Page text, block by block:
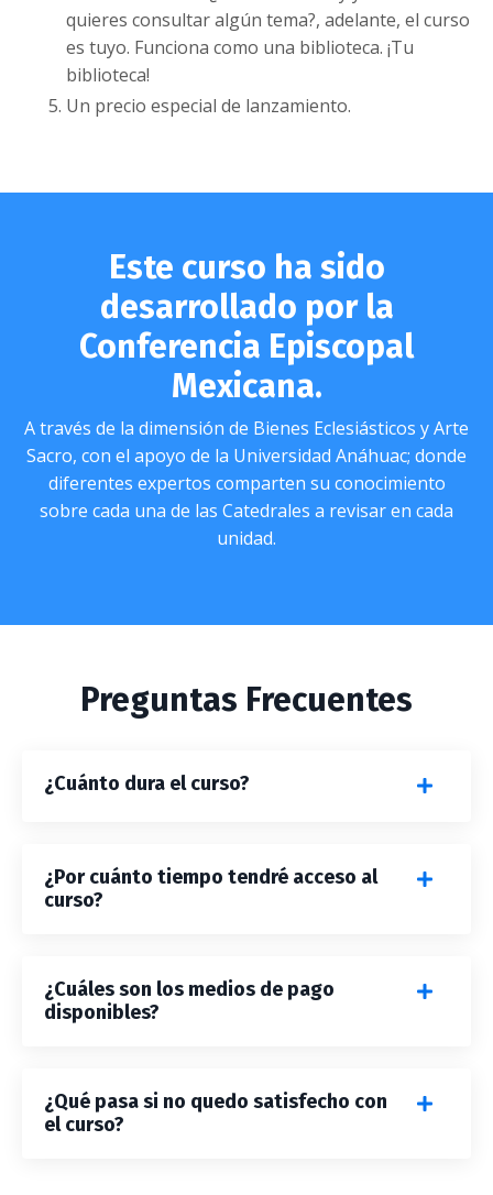
quieres consultar algún tema?, adelante, el curso
es tuyo. Funciona como una biblioteca. ¡Tu
biblioteca!
Un precio especial de lanzamiento.
Este curso ha sido
desarrollado por la
Conferencia Episcopal
Mexicana.
A través de la dimensión de Bienes Eclesiásticos y Arte
Sacro, con el apoyo de la Universidad Anáhuac; donde
diferentes expertos comparten su conocimiento
sobre cada una de las Catedrales a revisar en cada
unidad.
Preguntas Frecuentes
¿Cuánto dura el curso?
¿Por cuánto tiempo tendré acceso al
curso?
¿Cuáles son los medios de pago
disponibles?
¿Qué pasa si no quedo satisfecho con
el curso?